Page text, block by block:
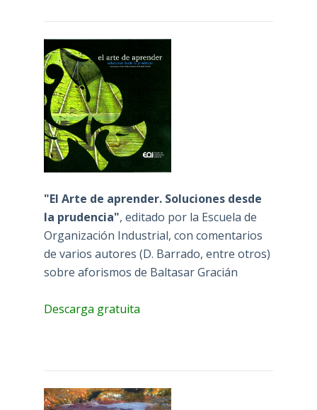
"El Arte de aprender. Soluciones desde
la prudencia", editado por la Escuela de
Organización Industrial, con comentarios
de varios autores (D. Barrado, entre otros)
sobre aforismos de Baltasar Gracián
Descarga gratuita